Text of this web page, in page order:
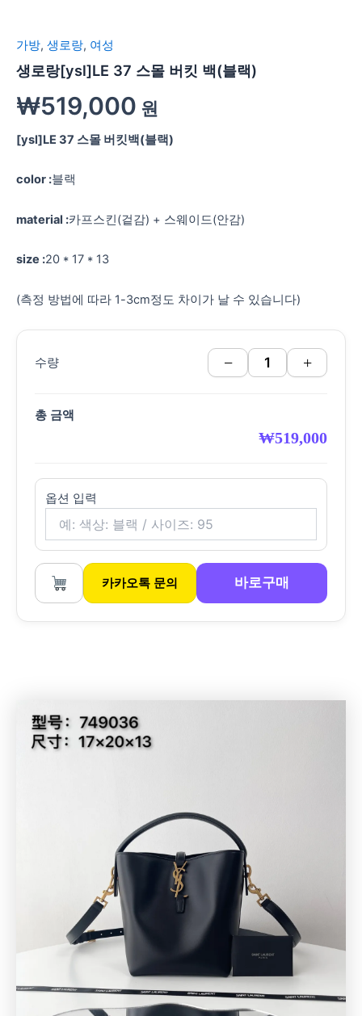
가방, 생로랑, 여성
생로랑[ysl]LE 37 스몰 버킷 백(블랙)
₩519,000 원
[ysl]LE 37 스몰 버킷백(블랙)
color :블랙
material :카프스킨(겉감) + 스웨이드(안감)
size :20 * 17 * 13
(측정 방법에 따라 1-3cm정도 차이가 날 수 있습니다)
수량 − +
총 금액
₩519,000
옵션 입력
카카오톡 문의 바로구매